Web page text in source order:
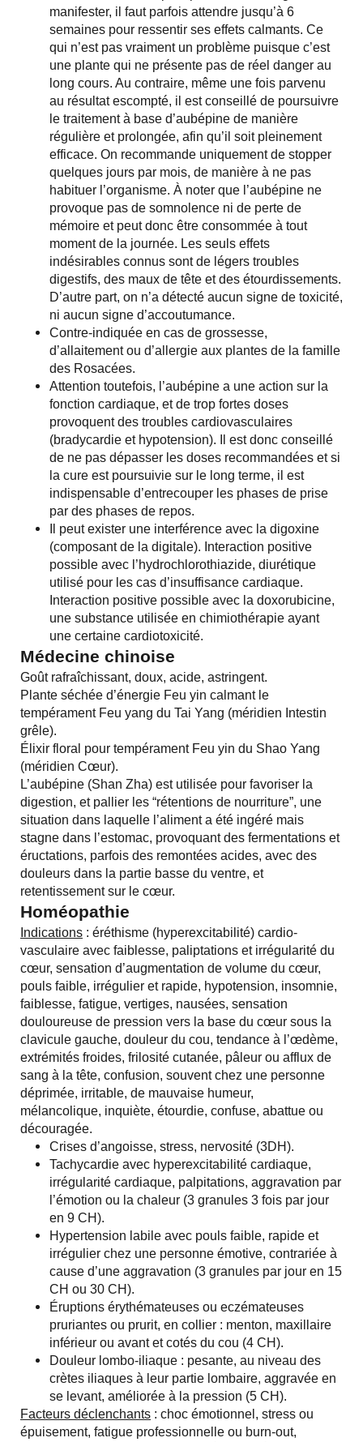
manifester, il faut parfois attendre jusqu’à 6
semaines pour ressentir ses effets calmants. Ce
qui n’est pas vraiment un problème puisque c’est
une plante qui ne présente pas de réel danger au
long cours. Au contraire, même une fois parvenu
au résultat escompté, il est conseillé de poursuivre
le traitement à base d’aubépine de manière
régulière et prolongée, afin qu’il soit pleinement
efficace. On recommande uniquement de stopper
quelques jours par mois, de manière à ne pas
habituer l’organisme. À noter que l’aubépine ne
provoque pas de somnolence ni de perte de
mémoire et peut donc être consommée à tout
moment de la journée. Les seuls effets
indésirables connus sont de légers troubles
digestifs, des maux de tête et des étourdissements.
D’autre part, on n’a détecté aucun signe de toxicité,
ni aucun signe d’accoutumance.
Contre-indiquée en cas de grossesse,
d’allaitement ou d’allergie aux plantes de la famille
des Rosacées.
Attention toutefois, l’aubépine a une action sur la
fonction cardiaque, et de trop fortes doses
provoquent des troubles cardiovasculaires
(bradycardie et hypotension). Il est donc conseillé
de ne pas dépasser les doses recommandées et si
la cure est poursuivie sur le long terme, il est
indispensable d’entrecouper les phases de prise
par des phases de repos.
Il peut exister une interférence avec la digoxine
(composant de la digitale). Interaction positive
possible avec l’hydrochlorothiazide, diurétique
utilisé pour les cas d’insuffisance cardiaque.
Interaction positive possible avec la doxorubicine,
une substance utilisée en chimiothérapie ayant
une certaine cardiotoxicité.
Médecine chinoise
Goût rafraîchissant, doux, acide, astringent.
Plante séchée d’énergie Feu yin calmant le
tempérament Feu yang du Tai Yang (méridien Intestin
grêle).
Élixir floral pour tempérament Feu yin du Shao Yang
(méridien Cœur).
L’aubépine (Shan Zha) est utilisée pour favoriser la
digestion, et pallier les “rétentions de nourriture”, une
situation dans laquelle l’aliment a été ingéré mais
stagne dans l’estomac, provoquant des fermentations et
éructations, parfois des remontées acides, avec des
douleurs dans la partie basse du ventre, et
retentissement sur le cœur.
Homéopathie
Indications : éréthisme (hyperexcitabilité) cardio-
vasculaire avec faiblesse, paliptations et irrégularité du
cœur, sensation d’augmentation de volume du cœur,
pouls faible, irrégulier et rapide, hypotension, insomnie,
faiblesse, fatigue, vertiges, nausées, sensation
douloureuse de pression vers la base du cœur sous la
clavicule gauche, douleur du cou, tendance à l’œdème,
extrémités froides, frilosité cutanée, pâleur ou afflux de
sang à la tête, confusion, souvent chez une personne
déprimée, irritable, de mauvaise humeur,
mélancolique, inquiète, étourdie, confuse, abattue ou
découragée.
Crises d’angoisse, stress, nervosité (3DH).
Tachycardie avec hyperexcitabilité cardiaque,
irrégularité cardiaque, palpitations, aggravation par
l’émotion ou la chaleur (3 granules 3 fois par jour
en 9 CH).
Hypertension labile avec pouls faible, rapide et
irrégulier chez une personne émotive, contrariée à
cause d’une aggravation (3 granules par jour en 15
CH ou 30 CH).
Éruptions érythémateuses ou eczémateuses
pruriantes ou prurit, en collier : menton, maxillaire
inférieur ou avant et cotés du cou (4 CH).
Douleur lombo-iliaque : pesante, au niveau des
crètes iliaques à leur partie lombaire, aggravée en
se levant, améliorée à la pression (5 CH).
Facteurs déclenchants : choc émotionnel, stress ou
épuisement, fatigue professionnelle ou burn-out,